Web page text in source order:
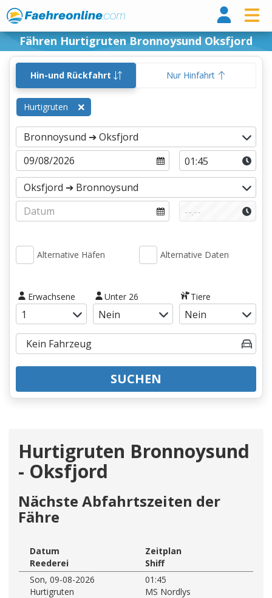
Fähren Hurtigruten Bronnoysund Oksfjord
Hin-und Rückfahrt Nur Hinfahrt
Hurtigruten
Alternative Häfen Alternative Daten
Erwachsene Unter 26 Tiere
SUCHEN
Hurtigruten Bronnoysund
- Oksfjord
Nächste Abfahrtszeiten der
Fähre
Datum
Zeitplan
Reederei
Shiff
Son, 09-08-2026
01:45
Hurtigruten
MS Nordlys